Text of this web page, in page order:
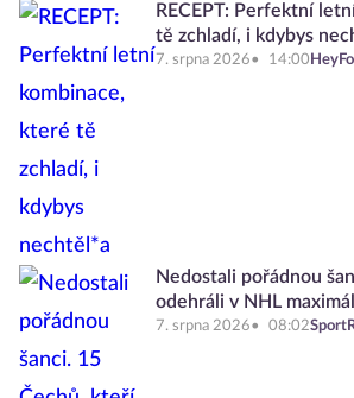
RECEPT: Perfektní
tě zchladí, i kdybys
7. srpna 2026 14:00
Nedostali pořádnou
odehráli v NHL
7. srpna 2026 08:02